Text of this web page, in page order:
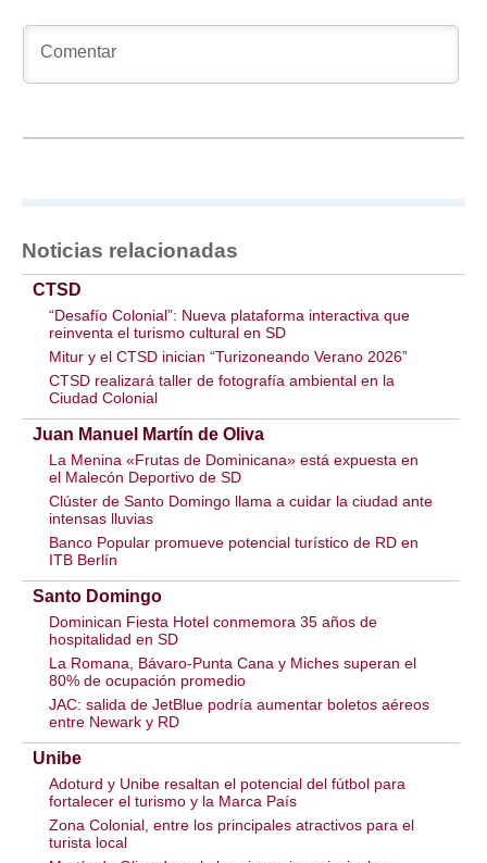
Noticias relacionadas
CTSD
“Desafío Colonial”: Nueva plataforma interactiva que
reinventa el turismo cultural en SD
Mitur y el CTSD inician “Turizoneando Verano 2026”
CTSD realizará taller de fotografía ambiental en la
Ciudad Colonial
Juan Manuel Martín de Oliva
La Menina «Frutas de Dominicana» está expuesta en
el Malecón Deportivo de SD
Clúster de Santo Domingo llama a cuidar la ciudad ante
intensas lluvias
Banco Popular promueve potencial turístico de RD en
ITB Berlín
Santo Domingo
Dominican Fiesta Hotel conmemora 35 años de
hospitalidad en SD
La Romana, Bávaro-Punta Cana y Miches superan el
80% de ocupación promedio
JAC: salida de JetBlue podría aumentar boletos aéreos
entre Newark y RD
Unibe
Adoturd y Unibe resaltan el potencial del fútbol para
fortalecer el turismo y la Marca País
Zona Colonial, entre los principales atractivos para el
turista local